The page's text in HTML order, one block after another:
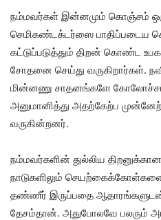
நம்மவர்கள் இன்னமும் கொஞ்சம்
செமிகண்டக்டர்ஸை பாதிப்படைய
கட்டுப்படுத்தும் திறன் கொண்ட
சோதனை செய்து வருகிறார்கள்.
மின்னணு சாதனங்களே
அனுமானித்து அதற்கேற்ப
வருகின்றனர்.
நம்மவர்களின் துல்லிய திறனுக்கான
நாடுகளிலும் செயற்கைக்கோள்களை
தண்ணீர் இருப்பதை ஆதாரங்களுடன்
தேசம்தான். அதுபோலவே பலரும்